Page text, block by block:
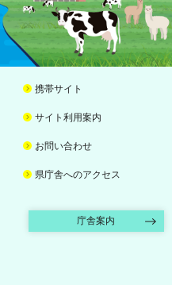
携帯サイト
サイト利用案内
お問い合わせ
県庁舎へのアクセス
庁舎案内